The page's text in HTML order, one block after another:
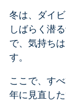
冬は、ダイ
しばらく潜
で、気持ち
す。
ここで、す
年に見直し